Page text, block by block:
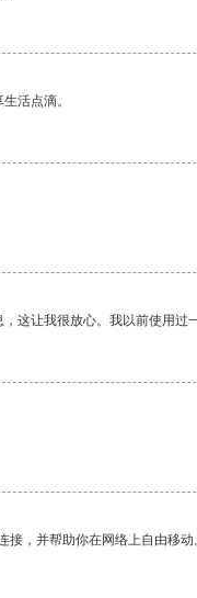
活点滴。
这让我很放心。我以前使用
，并帮助你在网络上自由移动